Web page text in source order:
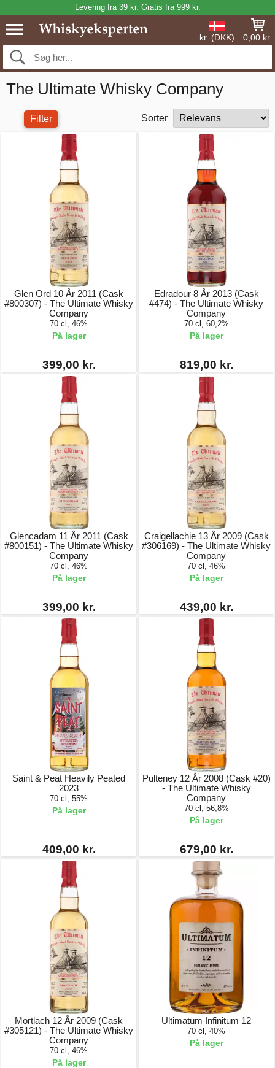
Levering fra 39 kr. Gratis fra 999 kr.
kr. (DKK) 0,00 kr.
The Ultimate Whisky Company
Filter Sorter
Glen Ord 10 År 2011 (Cask
#800307) - The Ultimate Whisky
Company
70 cl, 46%
På lager
399,00 kr.
Edradour 8 År 2013 (Cask
#474) - The Ultimate Whisky
Company
70 cl, 60,2%
På lager
819,00 kr.
Glencadam 11 År 2011 (Cask
#800151) - The Ultimate Whisky
Company
70 cl, 46%
På lager
399,00 kr.
Craigellachie 13 År 2009 (Cask
#306169) - The Ultimate Whisky
Company
70 cl, 46%
På lager
439,00 kr.
Saint & Peat Heavily Peated
2023
70 cl, 55%
På lager
409,00 kr.
Pulteney 12 År 2008 (Cask #20)
- The Ultimate Whisky
Company
70 cl, 56,8%
På lager
679,00 kr.
Mortlach 12 År 2009 (Cask
#305121) - The Ultimate Whisky
Company
70 cl, 46%
På lager
Ultimatum Infinitum 12
70 cl, 40%
På lager